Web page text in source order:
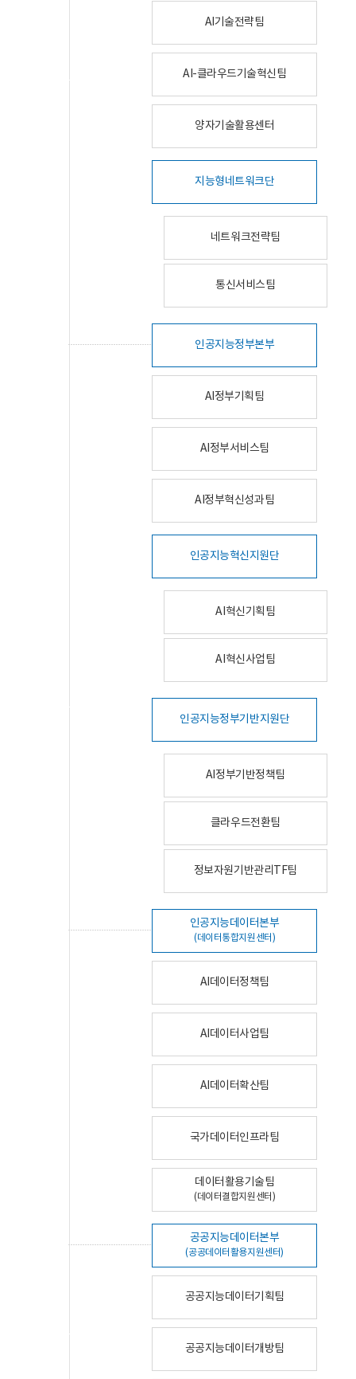
AI기술전략팀
AI-클라우드기술혁신팀
양자기술활용센터
지능형네트워크단
네트워크전략팀
통신서비스팀
인공지능정부본부
AI정부기획팀
AI정부서비스팀
AI정부혁신성과팀
인공지능혁신지원단
AI혁신기획팀
AI혁신사업팀
인공지능정부기반지원단
AI정부기반정책팀
클라우드전환팀
정보자원기반관리TF팀
인공지능데이터본부
(데이터통합지원센터)
AI데이터정책팀
AI데이터사업팀
AI데이터확산팀
국가데이터인프라팀
데이터활용기술팀
(데이터결합지원센터)
공공지능데이터본부
(공공데이터활용지원센터)
공공지능데이터기획팀
공공지능데이터개방팀